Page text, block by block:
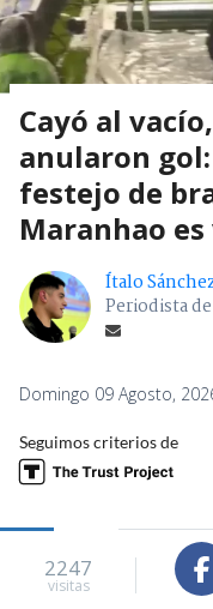
Cayó al
anularon
festejo de
Maranhao
Ítalo
Periodista
Domingo 09 Agosto,
Seguimos criterios de
2247
visitas